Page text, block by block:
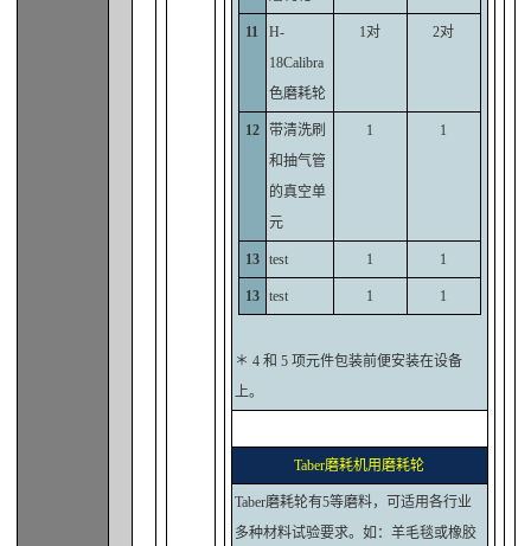
11
H-
18Calibra
色磨耗轮
1对 2对
12
带清洗刷
和抽气管
的真空单
元
1 1
13 test 1 1
13 test 1 1
＊ 4 和 5 项元件包装前便安装在设备
上。
Taber磨耗机用磨耗轮
Taber磨耗轮有5等磨料，可适用各行业
多种材料试验要求。如：羊毛毯或橡胶